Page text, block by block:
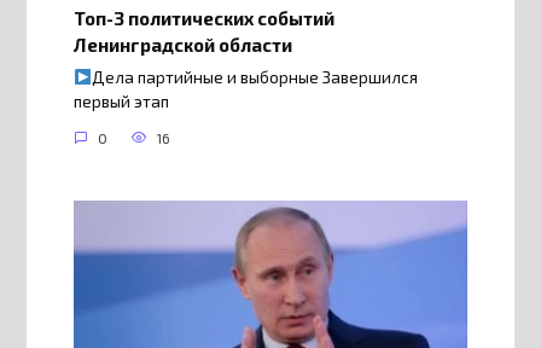
Топ-3 политических событий
Ленинградской области
Дела партийные и выборные Завершился
первый этап
0 16